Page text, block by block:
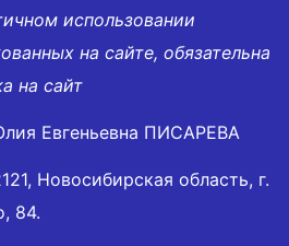
использовании
на сайте, обязательна
на сайт
Евгеньевна ПИСАРЕВА
Новосибирская область, г.
84.